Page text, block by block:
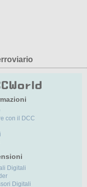
con il DCC
Digitali
Digitali